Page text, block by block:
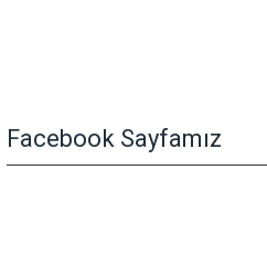
Facebook Sayfamız